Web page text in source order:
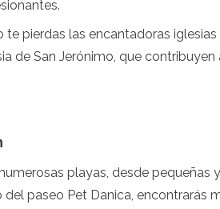
te pierdas las encantadoras
de San Jerónimo, que
playas, desde pequeñas
paseo Pet Danica, encontrarás